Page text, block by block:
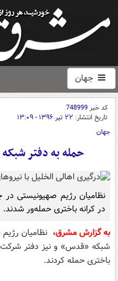
جهان
کد خبر748999
تاریخ انتشار: ۲۲ تیر ۱۳۹۶ - ۱۳:۰۹
جهان
حمله به دفتر
نظامیان رژیم صهیونیستی
در کرانه باختری حمله‌ور شدند.
به گزارش مشرق، نظامیان
شبکه «قدس» و نیز دفتر شرکت
باختری حمله کردند.